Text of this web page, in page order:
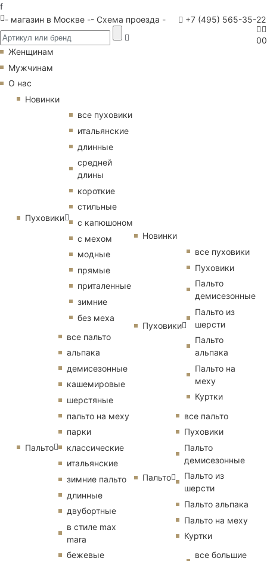
f
- магазин в Москве -- Схема проезда - +7 (495) 565-35-22
00
Женщинам
Мужчинам
О нас
Новинки
Пуховики
все пуховики
итальянские
длинные
средней
длины
короткие
стильные
с капюшоном
с мехом
модные
прямые
приталенные
зимние
без меха
Пальто
все пальто
альпака
демисезонные
кашемировые
шерстяные
пальто на меху
парки
классические
итальянские
зимние пальто
длинные
двубортные
в стиле max
mara
бежевые
Новинки
Пуховики
все пуховики
Пуховики
Пальто
демисезонные
Пальто из
шерсти
Пальто
альпака
Пальто на
меху
Куртки
Пальто
все пальто
Пуховики
Пальто
демисезонные
Пальто из
шерсти
Пальто альпака
Пальто на меху
Куртки
все большие